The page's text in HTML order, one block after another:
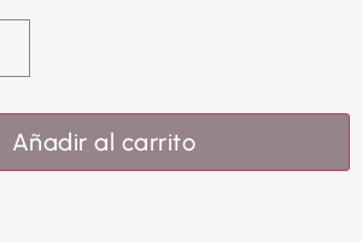
Añadir al carrito